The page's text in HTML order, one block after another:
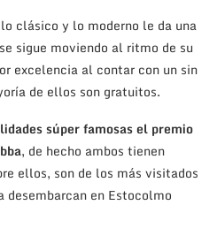
clásico y lo moderno le da una
sigue moviendo al ritmo de su
excelencia al contar con un sin
de ellos son gratuitos.
súper famosas el premio
, de hecho ambos tienen
ellos, son de los más visitados
desembarcan en Estocolmo